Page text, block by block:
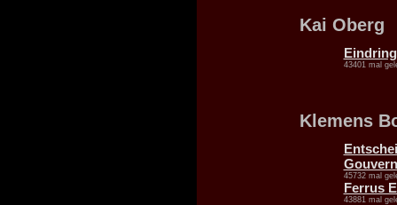
Kai Oberg
43401 mal
Klemens
45732 mal
Ferrus
43881 mal